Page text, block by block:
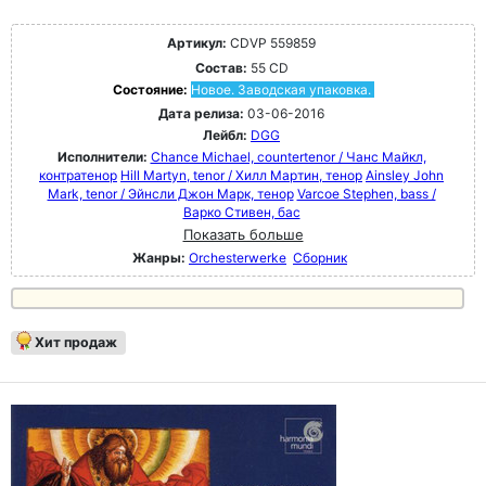
Артикул: CDVP 559859
Состав: 55 CD
Состояние: Новое. Заводская упаковка.
Дата релиза: 03-06-2016
Лейбл: DGG
Исполнители: Chance Michael, countertenor / Чанс Майкл,
контратенор Hill Martyn, tenor / Хилл Мартин, тенор Ainsley John
Mark, tenor / Эйнсли Джон Марк, тенор Varcoe Stephen, bass /
Варко Стивен, бас
Показать больше
Жанры: Orchesterwerke Сборник
Хит продаж